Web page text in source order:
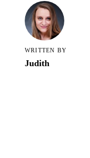
Faces of TCS
Unsere Favoriten
WRITTEN BY
Judith